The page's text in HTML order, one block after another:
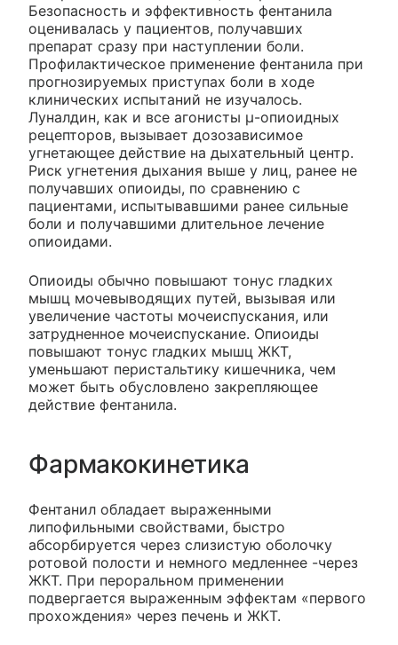
Безопасность и эффективность фентанила
оценивалась у пациентов, получавших
препарат сразу при наступлении боли.
Профилактическое применение фентанила при
прогнозируемых приступах боли в ходе
клинических испытаний не изучалось.
Луналдин, как и все агонисты μ-опиоидных
рецепторов, вызывает дозозависимое
угнетающее действие на дыхательный центр.
Риск угнетения дыхания выше у лиц, ранее не
получавших опиоиды, по сравнению с
пациентами, испытывавшими ранее сильные
боли и получавшими длительное лечение
опиоидами.
Опиоиды обычно повышают тонус гладких
мышц мочевыводящих путей, вызывая или
увеличение частоты мочеиспускания, или
затрудненное мочеиспускание. Опиоиды
повышают тонус гладких мышц ЖКТ,
уменьшают перистальтику кишечника, чем
может быть обусловлено закрепляющее
действие фентанила.
Фармакокинетика
Фентанил обладает выраженными
липофильными свойствами, быстро
абсорбируется через слизистую оболочку
ротовой полости и немного медленнее -через
ЖКТ. При пероральном применении
подвергается выраженным эффектам «первого
прохождения» через печень и ЖКТ.